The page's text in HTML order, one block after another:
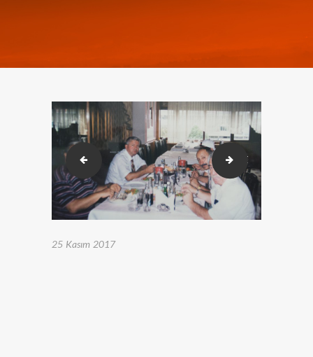
20150930_103323
25 Kasım 2017